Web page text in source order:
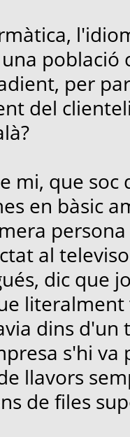
població
per
del
mi, que
en bàsic
al
dic que
dins
s'hi
llavors
de files